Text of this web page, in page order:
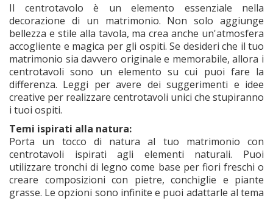
Il centrotavolo è un elemento essenziale nella
decorazione di un matrimonio. Non solo aggiunge
bellezza e stile alla tavola, ma crea anche un'atmosfera
accogliente e magica per gli ospiti. Se desideri che il tuo
matrimonio sia davvero originale e memorabile, allora i
centrotavoli sono un elemento su cui puoi fare la
differenza. Leggi per avere dei suggerimenti e idee
creative per realizzare centrotavoli unici che stupiranno
i tuoi ospiti.
Temi ispirati alla natura:
Porta un tocco di natura al tuo matrimonio con
centrotavoli ispirati agli elementi naturali. Puoi
utilizzare tronchi di legno come base per fiori freschi o
creare composizioni con pietre, conchiglie e piante
grasse. Le opzioni sono infinite e puoi adattarle al tema